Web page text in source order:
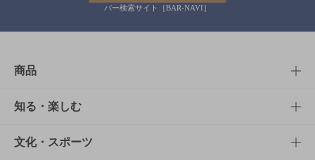
バー検索サイト［BAR-NAVI］
商品
商品TOP
商品一覧
知る・楽しむ
知る・楽しむTOP
文化・スポーツ